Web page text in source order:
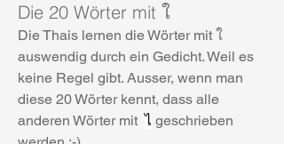
Die 20 Wörter mit ใ
Die Thais lernen die Wörter mit ใ
auswendig durch ein Gedicht. Weil es
keine Regel gibt. Ausser, wenn man
diese 20 Wörter kennt, dass alle
anderen Wörter mit ไ geschrieben